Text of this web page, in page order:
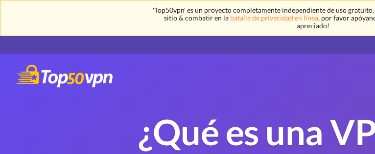
'Top50vpn' es un proyecto completamente independiente de uso
sitio & combatir en la batalla de privacidad en línea, por favor
apreciado!
¿Qué es una